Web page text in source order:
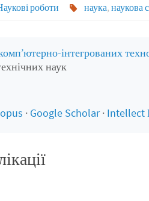
роботи наука, наукова
інтегрованих
наук
· Google Scholar· Intellect